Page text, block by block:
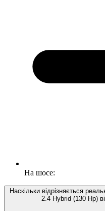
На шосе:
Наскільки відрізняється
2.4 Hybrid (130 Hp)